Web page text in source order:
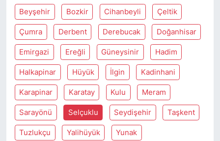
Beyşehir Bozkir Cihanbeyli Çeltik
Çumra Derbent Derebucak Doğanhisar
Emirgazi Ereğli Güneysinir Hadim
Halkapinar Hüyük İlgin Kadinhani
Karapinar Karatay Kulu Meram
Sarayönü Selçuklu Seydişehir Taşkent
Tuzlukçu Yalihüyük Yunak